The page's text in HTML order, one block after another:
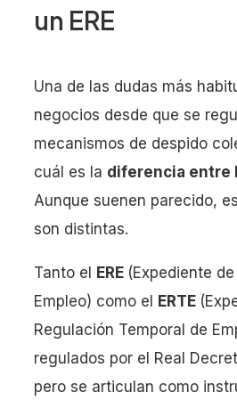
un ERE
Una de las dudas más
negocios desde que se
mecanismos de despido
cuál es la diferencia entre
Aunque suenen parecido,
son distintas.
Tanto el ERE (Expediente
Empleo) como el ERTE
Regulación Temporal de
regulados por el Real
pero se articulan como